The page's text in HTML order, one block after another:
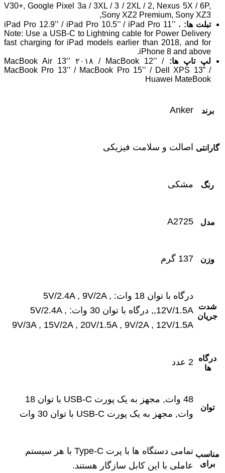
V30+, Google Pixel 3a / 3XL / 3 / 2XL / 2, Nexus 5X / 6P,
Sony XZ2 Premium, Sony XZ3,
تبلت ها: iPad Pro 12.9’’ / iPad Pro 10.5’’ / iPad Pro 11’’ ،
Note: Use a USB-C to Lightning cable for Power Delivery
fast charging for iPad models earlier than 2018, and for
iPhone 8 and above.
لپ تاپ ها:
MacBook Air 13’’ ۲۰۱۸ / MacBook 12’’ /
MacBook Pro 13’’ / MacBook Pro 15’’ / Dell XPS 13” /
Huawei MateBook
برند Anker
گارانتی اصالت و سلامت فیزیکی
رنگ مشکی
مدل A2725
وزن 137 گرم
شدت
جریان
درگاه با توان 18 وات: 5V/2.4A , 9V/2A ,
12V/1.5A,, درگاه با توان 30 وات: 5V/2.4A ,
9V/3A , 15V/2A , 20V/1.5A , 9V/2A , 12V/1.5A
درگاه‌
ها
2 عدد
توان
48 وات, مجهز به یک پورت USB-C با توان 18
وات, مجهز به یک پورت USB-C با توان 30 وات
مناسب
برای
تمامی دستگاه ها با پرت Type-C با هر سیستم
عاملی با این کابل سازگار هستند.